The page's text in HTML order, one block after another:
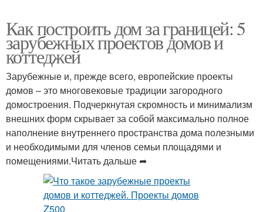
Как построить дом за границей: 5
зарубежных проектов домов и
коттеджей
Зарубежные и, прежде всего, европейские проекты
домов – это многовековые традиции загородного
домостроения. Подчеркнутая скромность и минимализм
внешних форм скрывает за собой максимально полное
наполнение внутреннего пространства дома полезными
и необходимыми для членов семьи площадями и
помещениями.Читать дальше ➦